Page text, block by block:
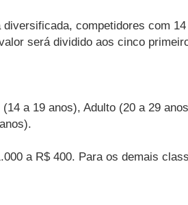
competidores com
será dividido aos cinco
a 19 anos), Adulto (20 a 29
a R$ 400. Para os demais